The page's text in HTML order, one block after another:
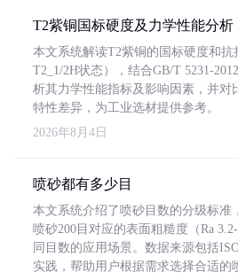
T2紫铜国标硬度及力学性能分析
本文系统解读T2紫铜的国标硬度和抗
T2_1/2H状态），结合GB/T 5231-
析其力学性能指标及影响因素，并对
特性差异，为工业选材提供参考。
2026年8月4日
喷砂都有多少目
本文系统介绍了喷砂目数的分级标准
喷砂200目对应的表面粗糙度（Ra
同目数的应用场景。数据来源包括
实践，帮助用户根据需求选择合适的